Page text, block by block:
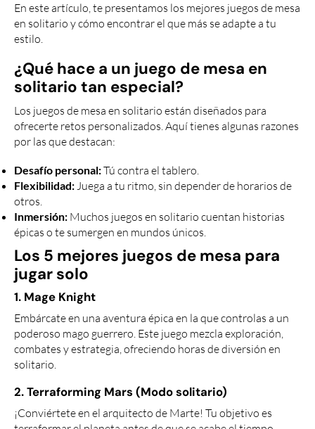
En este artículo, te presentamos los mejores juegos de mesa
en solitario y cómo encontrar el que más se adapte a tu
estilo.
¿Qué hace a un juego de mesa en
solitario tan especial?
Los juegos de mesa en solitario están diseñados para
ofrecerte retos personalizados. Aquí tienes algunas razones
por las que destacan:
Desafío personal:Tú contra el tablero.
Flexibilidad: Juega a tu ritmo, sin depender de horarios de
otros.
Inmersión: Muchos juegos en solitario cuentan historias
épicas o te sumergen en mundos únicos.
Los 5 mejores juegos de mesa para
jugar solo
1. Mage Knight
Embárcate en una aventura épica en la que controlas a un
poderoso mago guerrero. Este juego mezcla exploración,
combates y estrategia, ofreciendo horas de diversión en
solitario.
2. Terraforming Mars (Modo solitario)
¡Conviértete en el arquitecto de Marte! Tu objetivo es